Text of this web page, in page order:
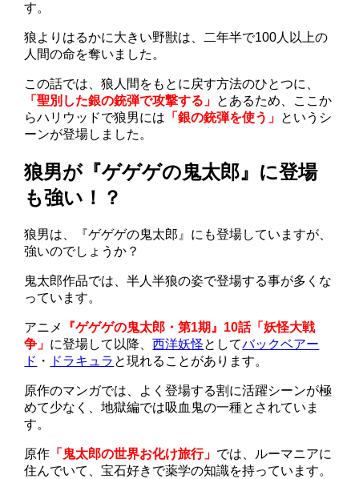
す。
狼よりはるかに大きい野獣は、二年半で100人以上の
人間の命を奪いました。
この話では、狼人間をもとに戻す方法のひとつに、
「聖別した銀の銃弾で攻撃する」 とあるため、ここか
らハリウッドで狼男には 「銀の銃弾を使う」 というシ
ーンが登場しました。
狼男が『ゲゲゲの鬼太郎』に登場
も強い！？
狼男は、『ゲゲゲの鬼太郎』にも登場していますが、
強いのでしょうか？
鬼太郎作品では、半人半狼の姿で登場する事が多くな
っています。
アニメ
『ゲゲゲの鬼太郎・第1期』10話「妖怪大戦
争」 に登場して以降、西洋妖怪としてバックベアー
ド ・ ドラキュラ と現れることがあります。
原作のマンガでは、よく登場する割に活躍シーンが極
めて少なく、地獄編では吸血鬼の一種とされていま
す。
原作 「鬼太郎の世界お化け旅行」 では、ルーマニアに
住んでいて、宝石好きで薬学の知識を持っています。